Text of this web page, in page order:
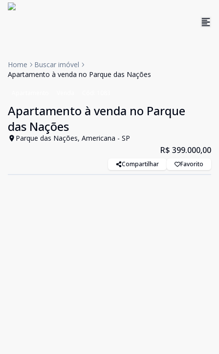
Home
Buscar imóvel
Apartamento à venda no Parque das Nações
Apartamento à venda no Parque
das Nações
Parque das Nações, Americana - SP
R$ 399.000,00
Compartilhar Favorito